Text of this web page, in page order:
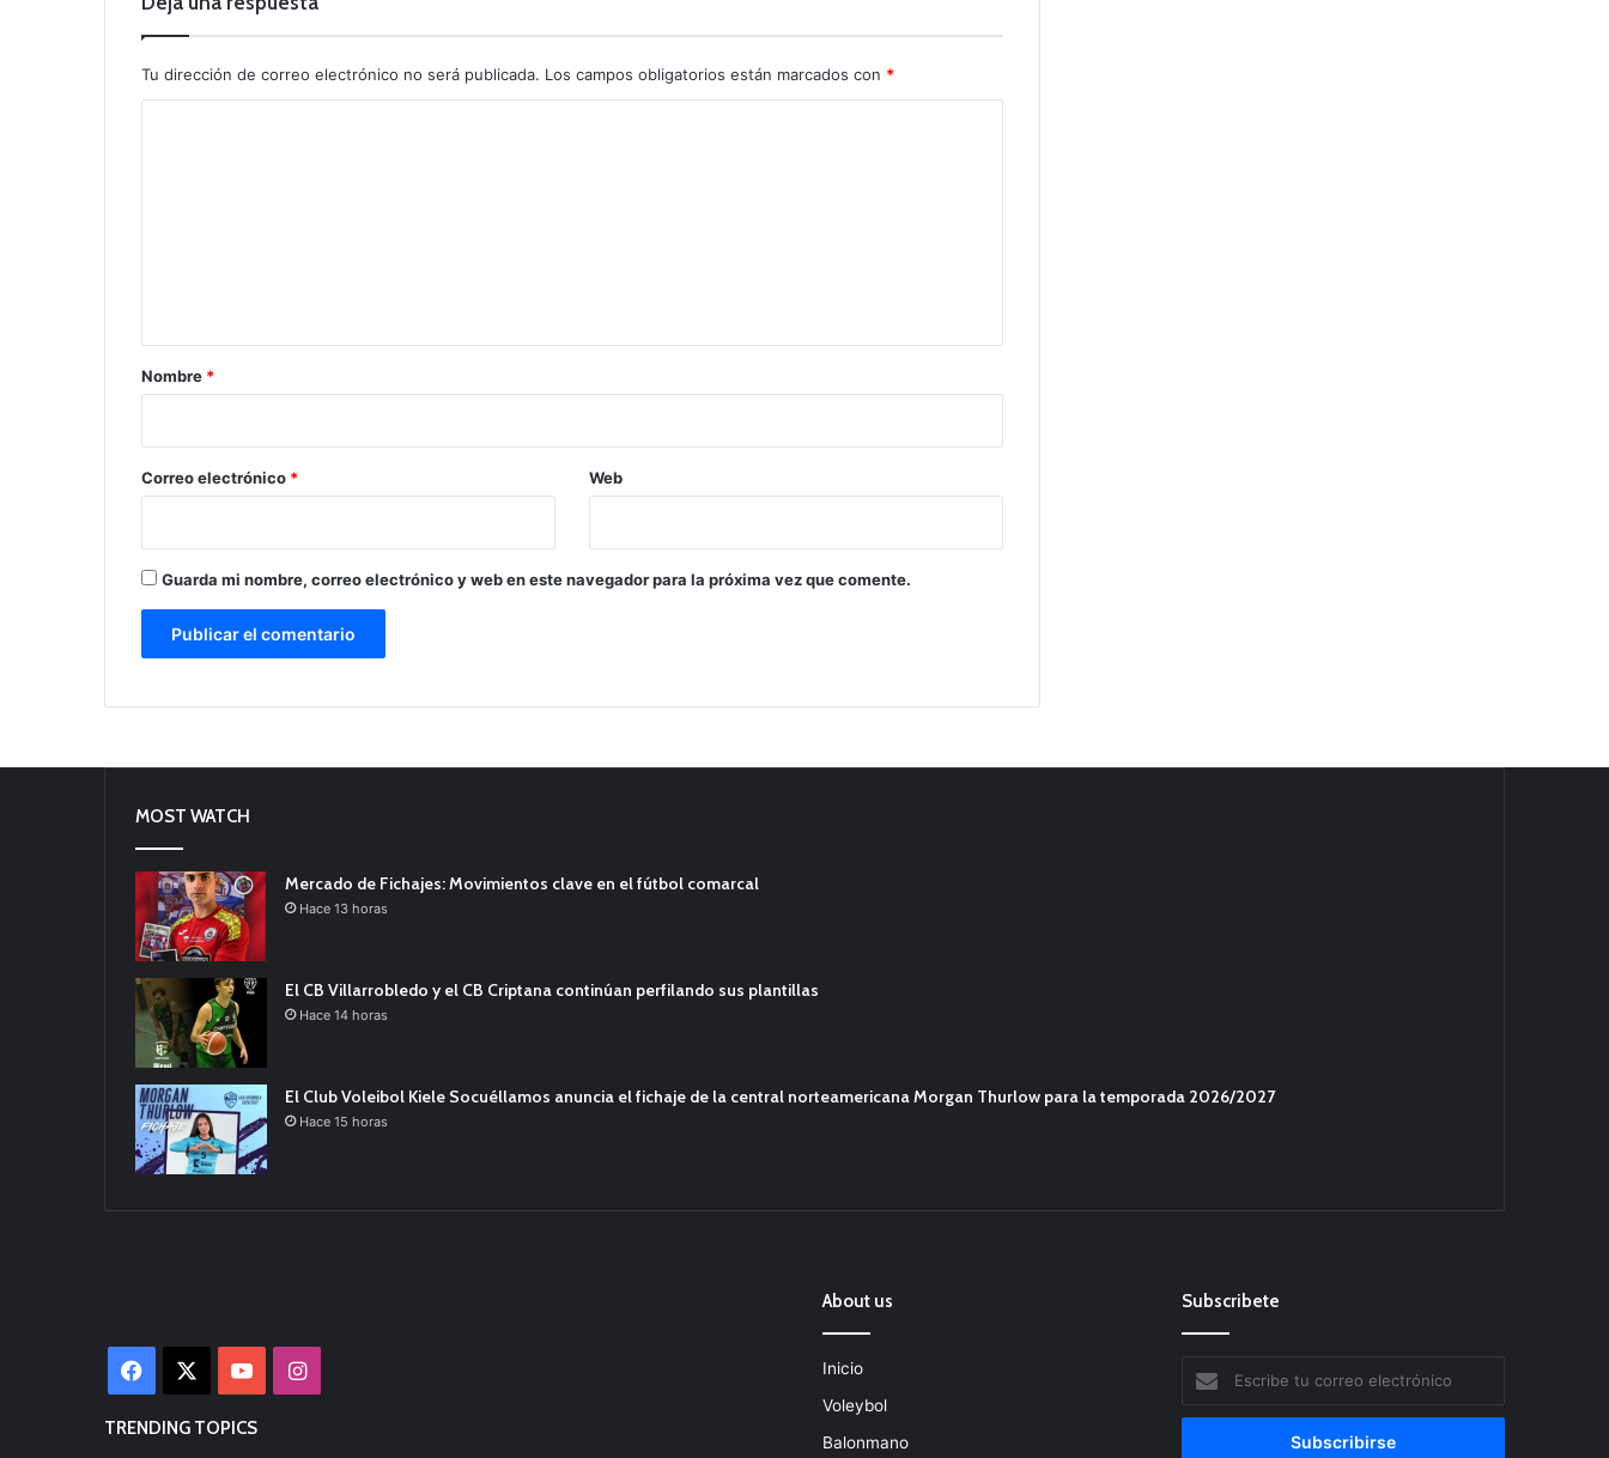
Tu dirección de correo electrónico no será publicada. Los campos obligatorios están marcados con *
r
*
Nombre *
Correo electrónico * Web
Guarda mi nombre, correo electrónico y web en este navegador para la próxima vez que comente.
MOST WATCH
Mercado de Fichajes: Movimientos clave en el fútbol comarcal
Hace 13 horas
El CB Villarrobledo y el CB Criptana continúan perfilando sus plantillas
Hace 14 horas
El Club Voleibol Kiele Socuéllamos anuncia el fichaje de la central norteamericana Morgan Thurlow para la temporada 2026/2027
Hace 15 horas
Facebook YouTubeInstagram
TRENDING TOPICS
About us
Inicio
Voleybol
Balonmano
Subscribete
tu
correo